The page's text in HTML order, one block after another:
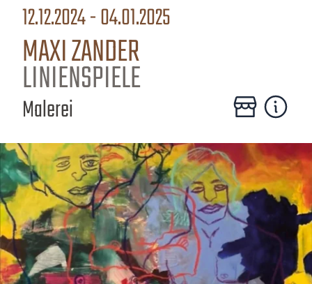
12.12.2024 - 04.01.2025
MAXI ZANDER
LINIENSPIELE
Malerei